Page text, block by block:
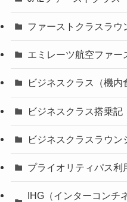
ファーストクラスラウ
エミレーツ航空ファー
ビジネスクラス（機内
ビジネスクラス搭乗記
ビジネスクラスラウン
プライオリティパス利
IHG（インターコンチ